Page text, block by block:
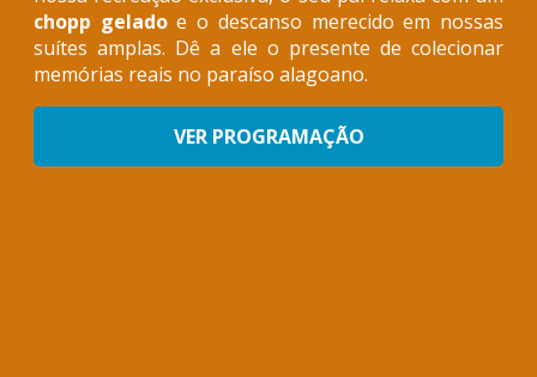
chopp geladoe o descanso merecido em nossas
suítes amplas. Dê a ele o presente de colecionar
memórias reais no paraíso alagoano.
VER PROGRAMAÇÃO